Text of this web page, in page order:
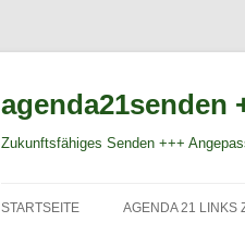
agenda21senden
Zukunftsfähiges Senden +++
STARTSEITE AGENDA 21 LINKS